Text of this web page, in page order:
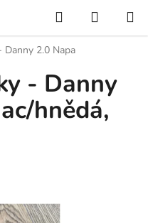
Hledat
KOŠÍK
2.0 Napa
- Danny
hnědá,